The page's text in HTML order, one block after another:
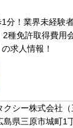
分！業界未経験
種免許取得費用
求人情報！
クシー株式会社
島県三原市城町1